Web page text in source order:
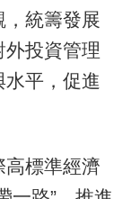
，統籌發展
投資管理
平，促進
標準經濟